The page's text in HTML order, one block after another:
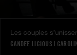
Les couples
CANDEE LICIOUS|